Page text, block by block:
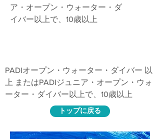
ア・オープン・ウォーター・ダ
イバー以上で、10歳以上
PADIオープン・ウォーター・ダイバー 以
上 またはPADIジュニア・オープン・ウォ
ーター・ダイバー以上で、10歳以上
トップに戻る